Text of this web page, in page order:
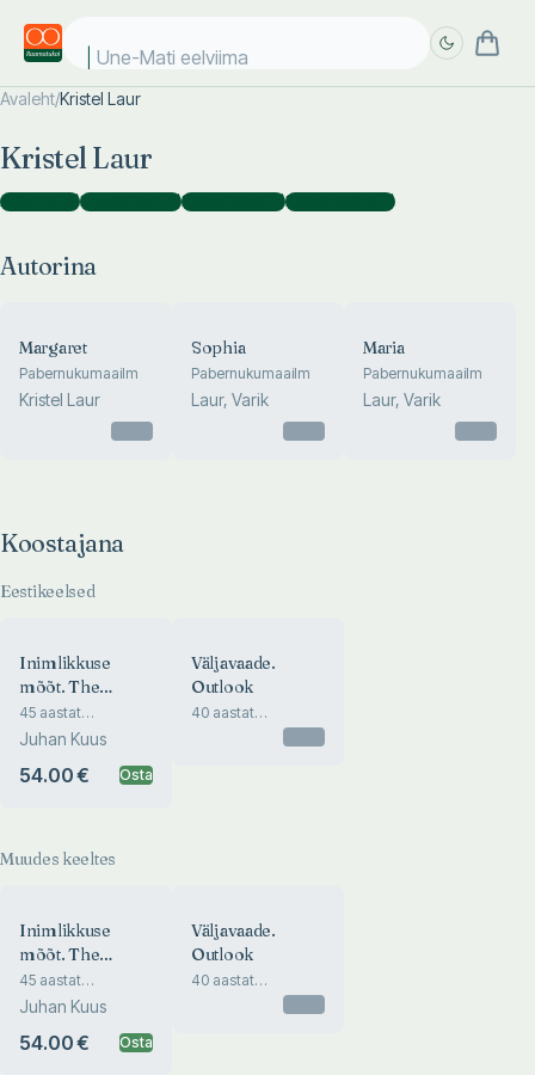
Une-Mati eelviimas
Avaleht/Kristel Laur
Kristel Laur
Autorina )Koostajana )Kujundajana )Kaasautorina )
Autorina
Margaret
Pabernukumaailm
Kristel Laur
Sophia
Pabernukumaailm
Laur, Varik
Maria
Pabernukumaailm
Laur, Varik
Koostajana
Eestikeelsed
Inimlikkuse
mõõt. The
Measure of
Humanity
45 aastat
dokumentaalfotograafiat
Lõuna-Aafrikas. 45
Years of
Juhan Kuus
54.00 € Osta
Väljavaade.
Outlook
40 aastat
tänavafotograafiat
Eestis. 40 Years of
Muudes keeltes
Inimlikkuse
mõõt. The
Measure of
Humanity
45 aastat
dokumentaalfotograafiat
Lõuna-Aafrikas. 45
Years of
Juhan Kuus
54.00 € Osta
Väljavaade.
Outlook
40 aastat
tänavafotograafiat
Eestis. 40 Years of